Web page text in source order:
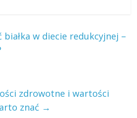
w diecie redukcyjnej –
zdrowotne i wartości
znać →